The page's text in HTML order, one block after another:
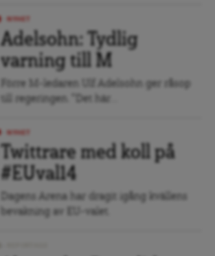
Adelsohn: Tydlig
varning till M
Förre M-ledaren Ulf Adelsohn ger råsop
till regeringen. "Det här...
Twittrare med koll på
#EUval14
Dagens Arena har dragit igång kvällens
bevakning av EU-valet.